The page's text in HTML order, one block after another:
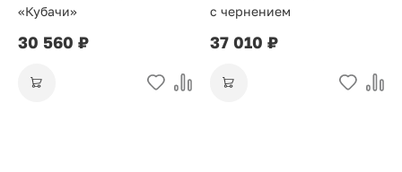
«Кубачи»
30 560 ₽
с чернением
37 010 ₽